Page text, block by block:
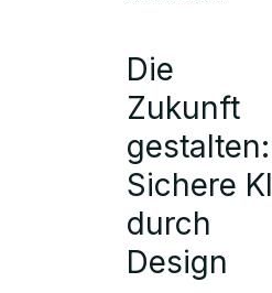
Die
Zukunft
gestalten:
Sichere KI
durch
Design